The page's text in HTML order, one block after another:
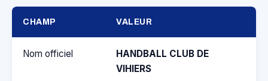
CHAMP VALEUR
Nom officiel
HANDBALL CLUB DE
VIHIERS